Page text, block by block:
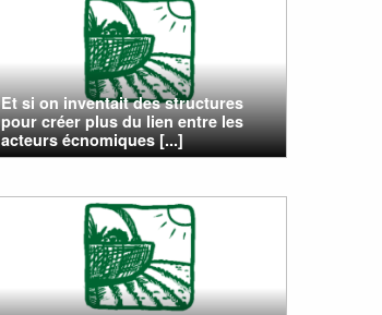
Et si on inventait des structures
pour créer plus du lien entre les
acteurs écnomiques [...]